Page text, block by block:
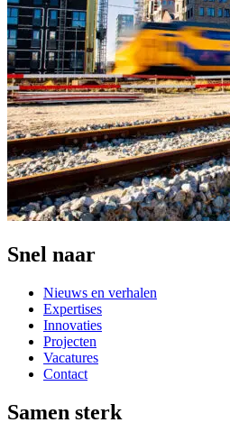
Snel naar
Nieuws en verhalen
Expertises
Innovaties
Projecten
Vacatures
Contact
Samen sterk